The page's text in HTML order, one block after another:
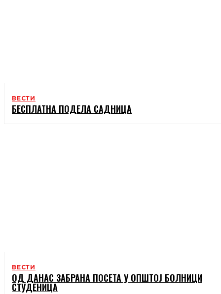
ВЕСТИ
БЕСПЛАТНА ПОДЕЛА САДНИЦА
ВЕСТИ
ОД ДАНАС ЗАБРАНА ПОСЕТА У ОПШТОЈ БОЛНИЦИ
СТУДЕНИЦА